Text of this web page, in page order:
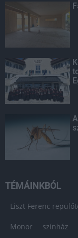
TÉMÁINKBÓL
Liszt Ferenc
Monor színház